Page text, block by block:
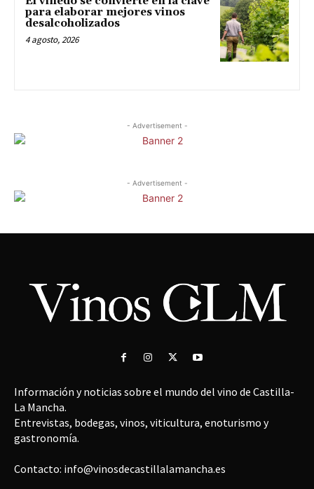
para elaborar mejores vinos
desalcoholizados
4 agosto, 2026
- Advertisement -
- Advertisement -
Información y noticias sobre el mundo del vino de Castilla-
La Mancha.
Entrevistas, bodegas, vinos, viticultura, enoturismo y
gastronomía.
Contacto: info@vinosdecastillalamancha.es